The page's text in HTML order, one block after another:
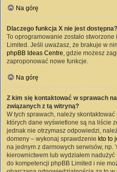
Na górę
Dlaczego funkcja X nie jest dostępna?
To oprogramowanie zostało
Limited. Jeśli uważasz, że brakuje w
phpBB Ideas Centre, gdzie możesz
zaproponować nowe funkcje.
Na górę
Z kim się kontaktować w sprawach
związanych z tą witryną?
W tych sprawach, należy
których dane wyświetlone są na liście
jednak nie otrzymasz odpowiedzi,
domeny – wykonaj sprawdzenie kto to
na jednym z darmowych serwisów, np.
kierownictwem lub wydziałem
do kompetencji phpBB Limited i nie